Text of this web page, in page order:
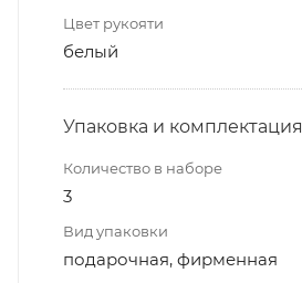
Цвет рукояти
белый
Упаковка и комплектация
Количество в наборе
3
Вид упаковки
подарочная, фирменная